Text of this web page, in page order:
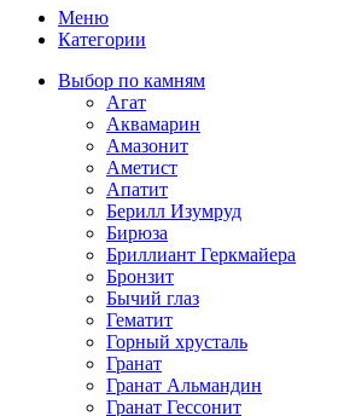
Меню
Категории
Выбор по камням
Агат
Аквамарин
Амазонит
Аметист
Апатит
Берилл Изумруд
Бирюза
Бриллиант Геркмайера
Бронзит
Бычий глаз
Гематит
Горный хрусталь
Гранат
Гранат Альмандин
Гранат Гессонит